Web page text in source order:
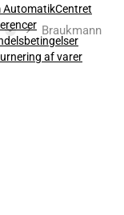
AutomatikCentret
af varer
Braukmann